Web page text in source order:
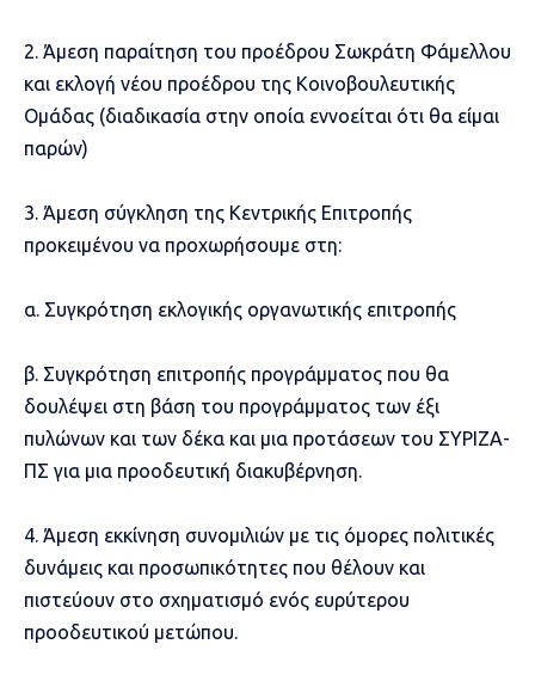
2. Άμεση παραίτηση του προέδρου Σωκράτη Φάμελλου
και εκλογή νέου προέδρου της Κοινοβουλευτικής
Ομάδας (διαδικασία στην οποία εννοείται ότι θα είμαι
παρών)
3. Άμεση σύγκληση της Κεντρικής Επιτροπής
προκειμένου να προχωρήσουμε στη:
α. ⁠Συγκρότηση εκλογικής οργανωτικής επιτροπής
β. Συγκρότηση επιτροπής προγράμματος που θα
δουλέψει στη βάση του προγράμματος των έξι
πυλώνων και των δέκα και μια προτάσεων του ΣΥΡΙΖΑ-
ΠΣ για μια προοδευτική διακυβέρνηση.
4. Άμεση εκκίνηση συνομιλιών με τις όμορες πολιτικές
δυνάμεις και προσωπικότητες που θέλουν και
πιστεύουν στο σχηματισμό ενός ευρύτερου
προοδευτικού μετώπου.